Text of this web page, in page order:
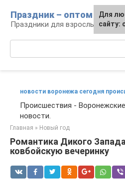
контенту
Праздник – оптом
Праздники для взрослых и
новости воронежа сегодня
Происшествия - Воронежские
новости.
Главная » Новый год
Романтика Дикого
ковбойскую вечеринку
Для
сайту: